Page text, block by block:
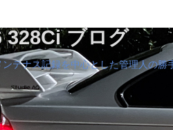
328Ci ブログ
テナス記録を中心とした管理人の勝